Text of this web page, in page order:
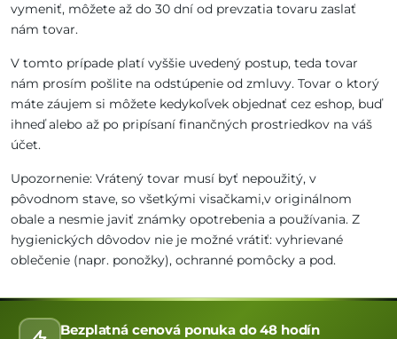
vymeniť, môžete až do 30 dní od prevzatia tovaru zaslať
nám tovar.
V tomto prípade platí vyššie uvedený postup, teda tovar
nám prosím pošlite na odstúpenie od zmluvy. Tovar o ktorý
máte záujem si môžete kedykoľvek objednať cez eshop, buď
ihneď alebo až po pripísaní finančných prostriedkov na váš
účet.
Upozornenie: Vrátený tovar musí byť nepoužitý, v
pôvodnom stave, so všetkými visačkami,v originálnom
obale a nesmie javiť známky opotrebenia a používania. Z
hygienických dôvodov nie je možné vrátiť: vyhrievané
oblečenie (napr. ponožky), ochranné pomôcky a pod.
Bezplatná cenová ponuka do 48 hodín